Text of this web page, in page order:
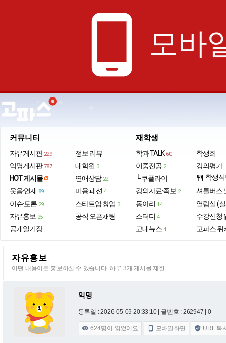
phone_android 모바
커뮤니티
자유게시판 229
익명게시판 787
HOT 게시물
웃음·연재 89
이슈·토론 29
자유홍보 25
공개일기장
정보·리뷰
대학원 3
연애상담 22
미용·패션 4
스타트업·창업 3
공식 오픈채팅
재학생
학과 TALK 60
이중전공 2
└ 쿠플라이
강의자료·족보 2
동아리 14
스터디 4
고대뉴스 4
학생회
강의평가
restaurant 학생
셔틀버스
열람실 (
수강신청
고파스 위
자유홍보 F
어떤 내용이든 홍보하실 수 있습니다. 하루 3개 게시물 제한.
익명
등록일 : 2026-05-09 20:33:10 | 글번호 : 262947 | 0
 624명이 읽었어요  모바일화면  URL 복